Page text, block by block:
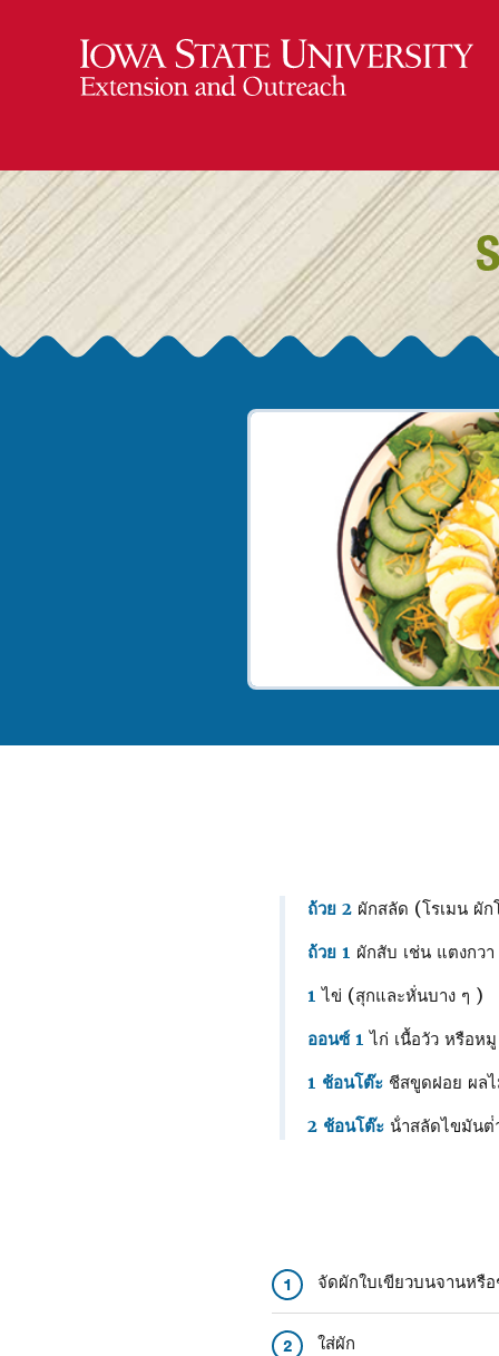
ถ้วย 2 ผักสลัด (โรเมน ผั
ถ้วย 1 ผักสับ เช่น แตงกว
1ไข่ (สุกและหั่นบาง ๆ )
ออนซ์ 1 ไก่ เนื้อวัว หรือห
1 ช้อนโต๊ะ ชีสขูดฝอย ผล
2 ช้อนโต๊ะ น้ําสลัดไขมันต่ํ
1 จัดผักใบเขียวบนจานหรื
2 ใส่ผัก